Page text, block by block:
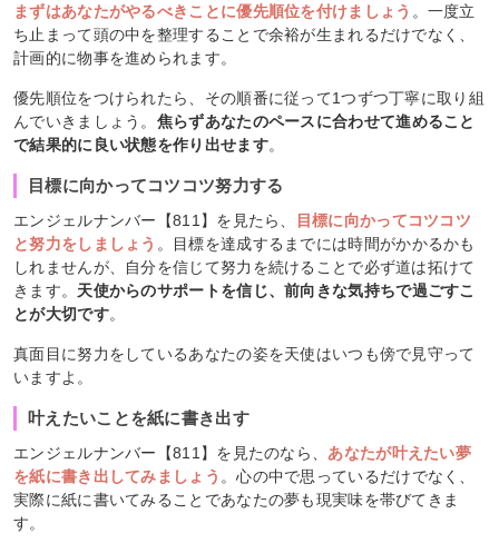
まずはあなたがやるべきことに優先順位を付けましょう 。一度立
ち止まって頭の中を整理することで余裕が生まれるだけでなく、
計画的に物事を進められます。
優先順位をつけられたら、その順番に従って1つずつ丁寧に取り組
んでいきましょう。 焦らずあなたのペースに合わせて進めること
で結果的に良い状態を作り出せます。
目標に向かってコツコツ努力する
エンジェルナンバー【811】を見たら、
目標に向かってコツコツ
と努力をしましょう 。目標を達成するまでには時間がかかるかも
しれませんが、自分を信じて努力を続けることで必ず道は拓けて
きます。 天使からのサポートを信じ、前向きな気持ちで過ごすこ
とが大切です。
真面目に努力をしているあなたの姿を天使はいつも傍で見守って
いますよ。
叶えたいことを紙に書き出す
エンジェルナンバー【811】を見たのなら、あなたが叶えたい夢
を紙に書き出してみましょう 。心の中で思っているだけでなく、
実際に紙に書いてみることであなたの夢も現実味を帯びてきま
す。